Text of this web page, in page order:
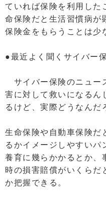
ていれば保険を利用した
命保険だと生活習慣病が
保険金をもらうことは少
●最近よく聞くサイバー
サイバー保険のニュー
害に対して救いになるん
るけど、実際どうなんだ
生命保険や自動車保険だ
るかイメージしやすい
養育に幾らかかるとか、
時の損害賠償がいくらだ
か把握できる。